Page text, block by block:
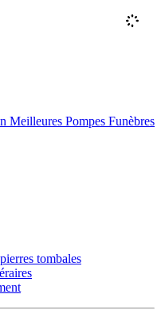
Meilleures Pompes Funèbres
tombales